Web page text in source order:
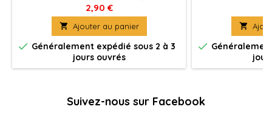
Excellente couvrance , adhérence optimale
et absence de colmatage à
l'aérographe . La peinture du futur pour
tous les maquettistes et artistes. Utilisez
le diluant spécifique pour une
application à l'aérographe optimale et
pour préserver les propriétés de la
2,90 €
 Ajouter au panier
 Généralement expédié sous 2 à 3
jours ouvrés
et
l'aérographe .
tous les
le diluant
application à
pour préserver


Suivez-nous sur Facebook